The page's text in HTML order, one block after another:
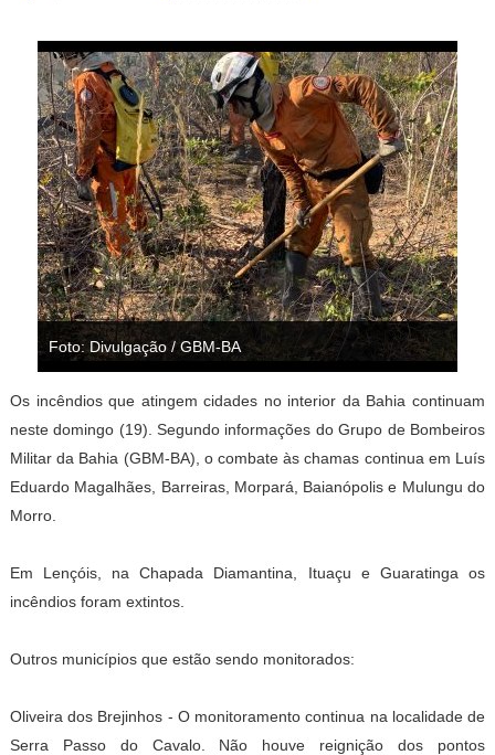
Foto: Divulgação / GBM-BA
Os incêndios que atingem cidades no interior da Bahia continuam
neste domingo (19). Segundo informações do Grupo de Bombeiros
Militar da Bahia (GBM-BA), o combate às chamas continua em Luís
Eduardo Magalhães, Barreiras, Morpará, Baianópolis e Mulungu do
Morro.
Em Lençóis, na Chapada Diamantina, Ituaçu e Guaratinga os
incêndios foram extintos.
Outros municípios que estão sendo monitorados:
Oliveira dos Brejinhos - O monitoramento continua na localidade de
Serra Passo do Cavalo. Não houve reignição dos pontos